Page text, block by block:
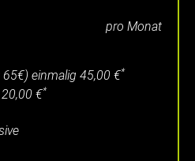
pro Monat
einmalig 45,00 €*
20,00 €*